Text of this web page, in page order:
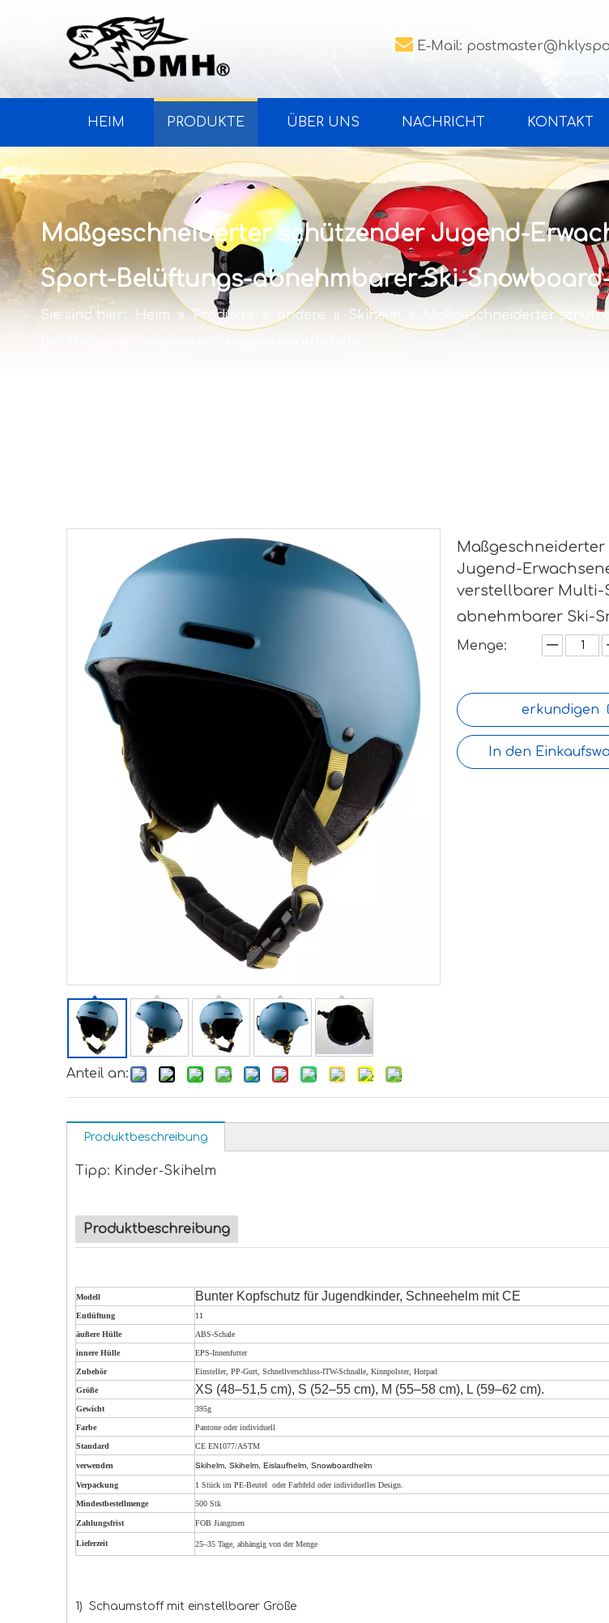
 E-Mail:
HEIM PRODUKTE ÜBER UNS NACHRICHT KONTAKT
Maßgeschneiderter schützender Jugend-
Sport-Belüftungs-abnehmbarer Ski-
Sie sind hier: Heim » Produkte andere » Skihelm
Maßgeschneiderter
Anteil an:
Jugend-
verstellbarer
abnehmbarer Ski-
Menge:
erkundigen
In den
Produktbeschreibung
Tipp: Kinder-Skihelm
Produktbeschreibung
Modell Bunter Kopfschutz für Jugendkinder, Schneehelm mit CE
Entlüftung 11
äußere Hülle ABS-Schale
innere Hülle EPS-Innenfutter
Zubehör Einsteller, PP-Gurt, Schnellverschluss-ITW-Schnalle, Kinnpolster, Hotpad
Größe XS (48–51,5 cm), S (52–55 cm), M (55–58 cm), L (59–62 cm).
Gewicht 395g
Farbe Pantone oder individuell
Standard CE EN1077/ASTM
verwenden Skihelm, Skihelm, Eislaufhelm, Snowboardhelm
Verpackung 1 Stück im PE-Beutel oder Farbfeld oder individuelles Design.
Mindestbestellmenge 500 Stk
Zahlungsfrist FOB Jiangmen
Lieferzeit 25–35 Tage, abhängig von der Menge
1) Schaumstoff mit einstellbarer Größe